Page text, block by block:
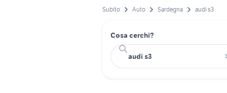
Subito Auto Sardegna audi s3
Cosa cerchi?